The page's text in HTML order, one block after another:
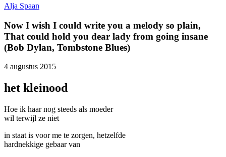
Alja Spaan
Now I wish I could write you a melody so plain,
That could hold you dear lady from going insane
(Bob Dylan, Tombstone Blues)
4 augustus 2015
het kleinood
Hoe ik haar nog steeds als moeder
wil terwijl ze niet
in staat is voor me te zorgen, hetzelfde
hardnekkige gebaar van